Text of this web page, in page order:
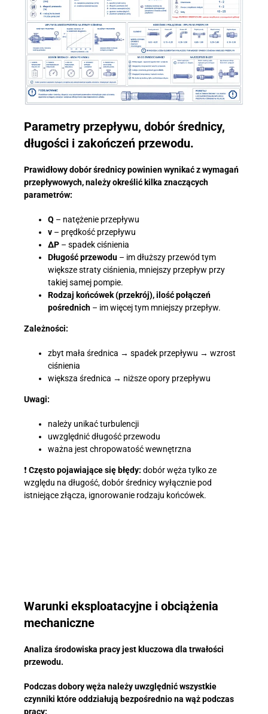
Parametry przepływu, dobór średnicy,
długości i zakończeń przewodu.
Prawidłowy dobór średnicy powinien wynikać z wymagań
przepływowych, należy określić kilka znaczących
parametrów:
Q – natężenie przepływu
v– prędkość przepływu
ΔP– spadek ciśnienia
Długość przewodu – im dłuższy przewód tym
większe straty ciśnienia, mniejszy przepływ przy
takiej samej pompie.
Rodzaj końcówek (przekrój), ilość połączeń
pośrednich – im więcej tym mniejszy przepływ.
Zależności:
zbyt mała średnica → spadek przepływu → wzrost
ciśnienia
większa średnica → niższe opory przepływu
Uwagi:
należy unikać turbulencji
uwzględnić długość przewodu
ważna jest chropowatość wewnętrzna
❗ Często pojawiające się błędy: dobór węża tylko ze
względu na długość, dobór średnicy wyłącznie pod
istniejące złącza, ignorowanie rodzaju końcówek.
Warunki eksploatacyjne i obciążenia
mechaniczne
Analiza środowiska pracy jest kluczowa dla trwałości
przewodu.
Podczas dobory węża należy uwzględnić wszystkie
czynniki które oddziałują bezpośrednio na wąż podczas
pracy: